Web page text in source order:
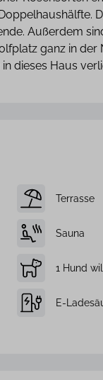
Außerdem
ganz in
dieses Haus
Terrasse
Sauna
1 Hund
E-